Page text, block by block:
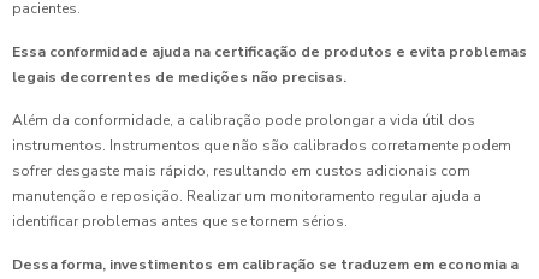
pacientes.
Essa conformidade ajuda na certificação de produtos e evita problemas
legais decorrentes de medições não precisas.
Além da conformidade, a calibração pode prolongar a vida útil dos
instrumentos. Instrumentos que não são calibrados corretamente podem
sofrer desgaste mais rápido, resultando em custos adicionais com
manutenção e reposição. Realizar um monitoramento regular ajuda a
identificar problemas antes que se tornem sérios.
Dessa forma, investimentos em calibração se traduzem em economia a